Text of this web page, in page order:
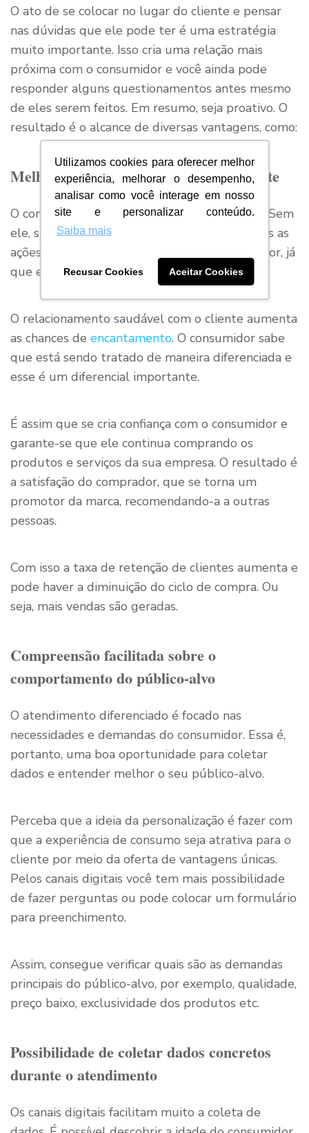
Utilizamos cookies para oferecer melhor
experiência, melhorar o desempenho,
analisar como você interage em nosso
site e personalizar conteúdo.
Saiba mais
Recusar Cookies Aceitar Cookies
O ato de se colocar no lugar do cliente e pensar
nas dúvidas que ele pode ter é uma estratégia
muito importante. Isso cria uma relação mais
próxima com o consumidor e você ainda pode
responder alguns questionamentos antes mesmo
de eles serem feitos. Em resumo, seja proativo. O
resultado é o alcance de diversas vantagens, como:
Melhora no relacionamento com o cliente
O consumidor é a peça-chave do seu negócio. Sem
ele, sua empresa vai à falência. Portanto, todas as
ações devem ser direcionadas para o comprador, já
que essas atitudes impactarão os resultados.
O relacionamento saudável com o cliente aumenta
as chances de encantamento. O consumidor sabe
que está sendo tratado de maneira diferenciada e
esse é um diferencial importante.
É assim que se cria confiança com o consumidor e
garante-se que ele continua comprando os
produtos e serviços da sua empresa. O resultado é
a satisfação do comprador, que se torna um
promotor da marca, recomendando-a a outras
pessoas.
Com isso a taxa de retenção de clientes aumenta e
pode haver a diminuição do ciclo de compra. Ou
seja, mais vendas são geradas.
Compreensão facilitada sobre o
comportamento do público-alvo
O atendimento diferenciado é focado nas
necessidades e demandas do consumidor. Essa é,
portanto, uma boa oportunidade para coletar
dados e entender melhor o seu público-alvo.
Perceba que a ideia da personalização é fazer com
que a experiência de consumo seja atrativa para o
cliente por meio da oferta de vantagens únicas.
Pelos canais digitais você tem mais possibilidade
de fazer perguntas ou pode colocar um formulário
para preenchimento.
Assim, consegue verificar quais são as demandas
principais do público-alvo, por exemplo, qualidade,
preço baixo, exclusividade dos produtos etc.
Possibilidade de coletar dados concretos
durante o atendimento
Os canais digitais facilitam muito a coleta de